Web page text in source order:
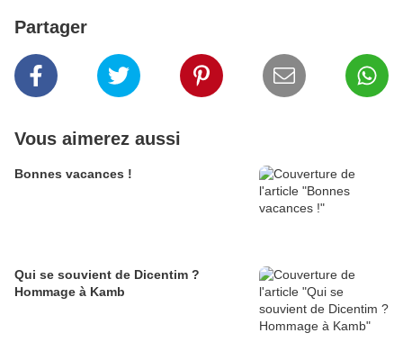
Partager
Vous aimerez aussi
Bonnes vacances !
Qui se souvient de Dicentim ?
Hommage à Kamb